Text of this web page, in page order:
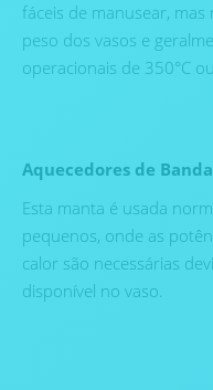
fáceis de manusear,
peso dos vasos e
operacionais de 350°C
Aquecedores de
Esta manta é usada
pequenos, onde as
calor são necessárias
disponível no vaso.